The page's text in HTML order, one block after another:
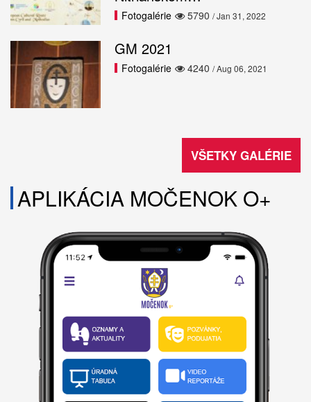
5790
Fotogalérie / Jan 31, 2022
GM 2021
4240
Fotogalérie / Aug 06, 2021
VŠETKY GALÉRIE
APLIKÁCIA MOČENOK O+